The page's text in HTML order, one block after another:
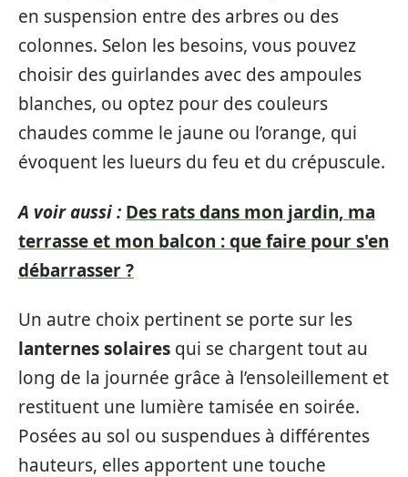
en suspension entre des arbres ou des
colonnes. Selon les besoins, vous pouvez
choisir des guirlandes avec des ampoules
blanches, ou optez pour des couleurs
chaudes comme le jaune ou l’orange, qui
évoquent les lueurs du feu et du crépuscule.
A voir aussi : Des rats dans mon jardin, ma
terrasse et mon balcon : que faire pour s'en
débarrasser ?
Un autre choix pertinent se porte sur les
lanternes solaires qui se chargent tout au
long de la journée grâce à l’ensoleillement et
restituent une lumière tamisée en soirée.
Posées au sol ou suspendues à différentes
hauteurs, elles apportent une touche